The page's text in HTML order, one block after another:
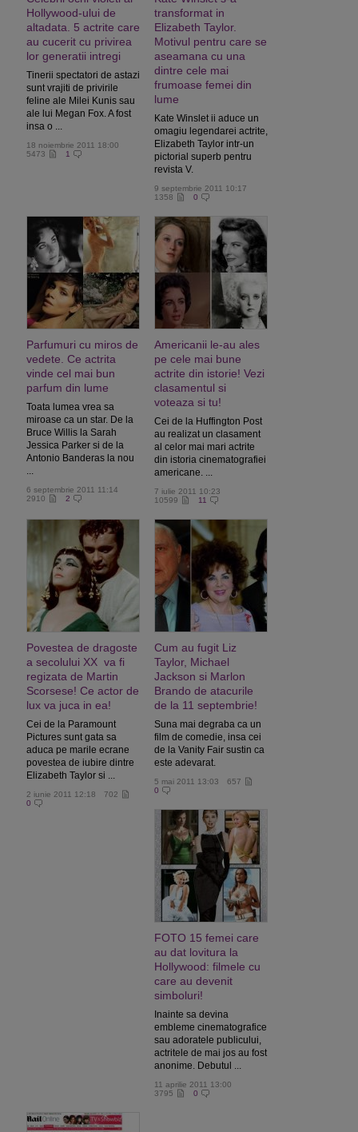
Hollywood-ului de
altadata. 5 actrite care
au cucerit cu privirea
lor generatii intregi
Tinerii spectatori de astazi
sunt vrajiti de privirile
feline ale Milei Kunis sau
ale lui Megan Fox. A fost
insa o ...
18 noiembrie 2011 18:00
5473
1
transformat in
Elizabeth Taylor.
Motivul pentru care se
aseamana cu una
dintre cele mai
frumoase femei din
lume
Kate Winslet ii aduce un
omagiu legendarei actrite,
Elizabeth Taylor intr-un
pictorial superb pentru
revista V.
9 septembrie 2011 10:17
1358
0
Parfumuri cu miros de
vedete. Ce actrita
vinde cel mai bun
parfum din lume
Toata lumea vrea sa
miroase ca un star. De la
Bruce Willis la Sarah
Jessica Parker si de la
Antonio Banderas la nou
...
6 septembrie 2011 11:14
2910
2
Americanii le-au ales
pe cele mai bune
actrite din istorie! Vezi
clasamentul si
voteaza si tu!
Cei de la Huffington Post
au realizat un clasament
al celor mai mari actrite
din istoria cinematografiei
americane. ...
7 iulie 2011 10:23
10599
11
Povestea de dragoste
a secolului XX va fi
regizata de Martin
Scorsese! Ce actor de
lux va juca in ea!
Cei de la Paramount
Pictures sunt gata sa
aduca pe marile ecrane
povestea de iubire dintre
Elizabeth Taylor si ...
2 iunie 2011 12:18
702
0
Cum au fugit Liz
Taylor, Michael
Jackson si Marlon
Brando de atacurile
de la 11 septembrie!
Suna mai degraba ca un
film de comedie, insa cei
de la Vanity Fair sustin ca
este adevarat.
5 mai 2011 13:03
657
0
FOTO 15 femei care
au dat lovitura la
Hollywood: filmele cu
care au devenit
simboluri!
Inainte sa devina
embleme cinematografice
sau adoratele publicului,
actritele de mai jos au fost
anonime. Debutul ...
11 aprilie 2011 13:00
3795
0